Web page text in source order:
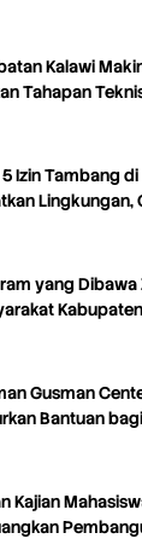
Kalawi
Tahapan
Izin Tambang di
Lingkungan,
yang Dibawa
Gusman
Bantuan
Kajian